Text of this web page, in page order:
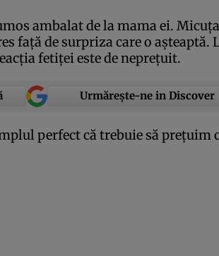
ambalat de la mama ei.
faţă de surpriza care o aşteaptă.
fetiţei este de nepreţuit.
Urmărește-ne in Discover
perfect că trebuie să preţuim